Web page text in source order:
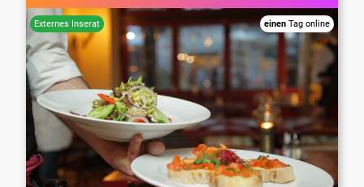
einen Tag online